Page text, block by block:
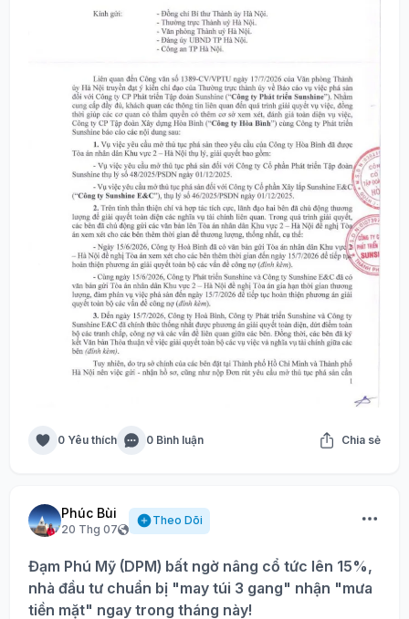
0 Yêu thích 0 Bình luận Chia sẻ
Phúc Bùi
20 Thg 07
Theo Dõi
Đạm Phú Mỹ (DPM) bất ngờ nâng cổ tức lên 15%,
nhà đầu tư chuẩn bị "may túi 3 gang" nhận "mưa
tiền mặt" ngay trong tháng này!